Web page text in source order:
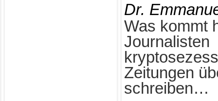
Dr.
Was kommt
Journalisten
Zeitungen
schreiben…